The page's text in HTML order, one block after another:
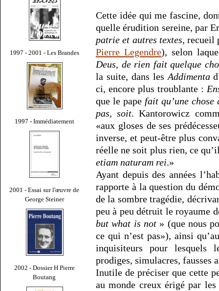
1997 - 2001 - Les Brandes
1997 - Immédiatement
2001 - Essai sur l'œuvre de
George Steiner
2002 - Dossier H Pierre
Boutang
Cette idée qui me fascine,
quelle érudition sereine, par
patrie et autres textes, recueil
Pierre Legendre), selon
Deus, de rien fait quelque
la suite, dans les Addimenta
ci, encore plus troublante :
que le pape fait qu’une chose
pas, soit. Kantorowicz
«aux gloses de ses
inverse, et peut-être plus
réelle ne soit plus rien, ce
etiam naturam rei.»
Ayant depuis des années
rapporte à la question du
de la sombre tragédie,
peu à peu détruit le royaume
but what is not » (que nous
ce qui n’est pas»), ainsi
inquisiteurs pour lesquels
prodiges, simulacres, fausses
Inutile de préciser que cette
au monde creux érigé par